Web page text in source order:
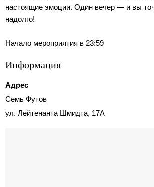
настоящие эмоции. Один вечер — и вы
надолго!
Начало мероприятия в 23:59
Информация
Адрес
Семь Футов
ул. Лейтенанта Шмидта, 17А